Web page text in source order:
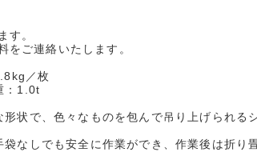
す。
をご連絡いたします。
／枚
：1.0t
形状で、色々なものを包んで吊り上げられる
袋なしでも安全に作業ができ、作業後は折り